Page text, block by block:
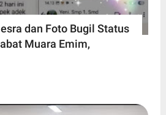
dan Foto Bugil Status
Muara Emim,